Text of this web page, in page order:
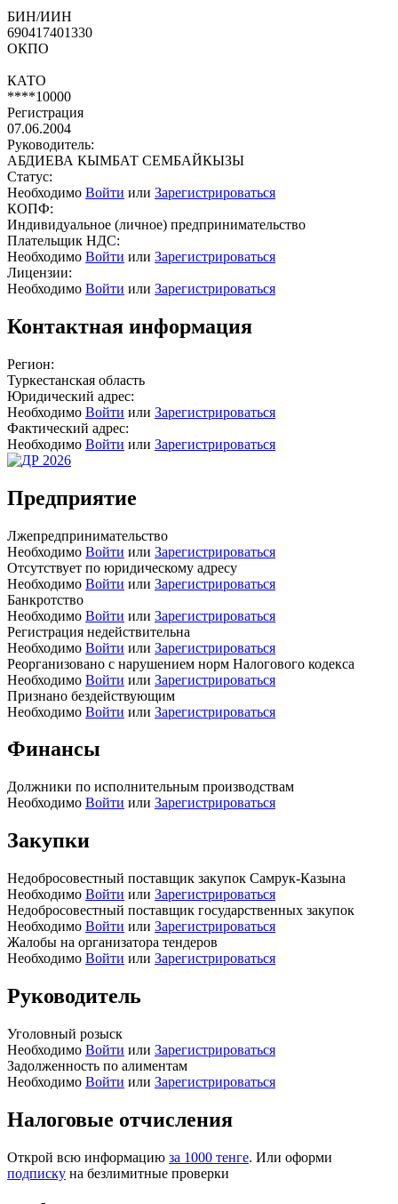
БИН/ИИН
690417401330
ОКПО
КАТО
****10000
Регистрация
07.06.2004
Руководитель:
АБДИЕВА КЫМБАТ СЕМБАЙКЫЗЫ
Статус:
Необходимо Войти или Зарегистрироваться
КОПФ:
Индивидуальное (личное) предпринимательство
Плательщик НДС:
Необходимо Войти или Зарегистрироваться
Лицензии:
Необходимо Войти или Зарегистрироваться
Контактная информация
Регион:
Туркестанская область
Юридический адрес:
Необходимо Войти или Зарегистрироваться
Фактический адрес:
Необходимо Войти или Зарегистрироваться
Предприятие
Лжепредпринимательство
Необходимо Войти или Зарегистрироваться
Отсутствует по юридическому адресу
Необходимо Войти или Зарегистрироваться
Банкротство
Необходимо Войти или Зарегистрироваться
Регистрация недействительна
Необходимо Войти или Зарегистрироваться
Реорганизовано с нарушением норм Налогового кодекса
Необходимо Войти или Зарегистрироваться
Признано бездействующим
Необходимо Войти или Зарегистрироваться
Финансы
Должники по исполнительным производствам
Необходимо Войти или Зарегистрироваться
Закупки
Недобросовестный поставщик закупок Самрук-Казына
Необходимо Войти или Зарегистрироваться
Недобросовестный поставщик государственных закупок
Необходимо Войти или Зарегистрироваться
Жалобы на организатора тендеров
Необходимо Войти или Зарегистрироваться
Руководитель
Уголовный розыск
Необходимо Войти или Зарегистрироваться
Задолженность по алиментам
Необходимо Войти или Зарегистрироваться
Налоговые отчисления
Открой всю информацию за 1000 тенге. Или оформи
подписку на безлимитные проверки